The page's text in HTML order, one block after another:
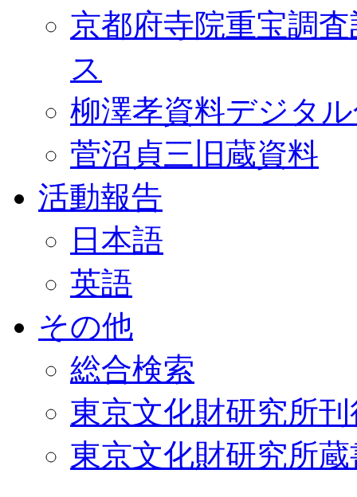
京都府寺院重宝調
ス
柳澤孝資料デジタ
菅沼貞三旧蔵資料
活動報告
日本語
英語
その他
総合検索
東京文化財研究所
東京文化財研究所